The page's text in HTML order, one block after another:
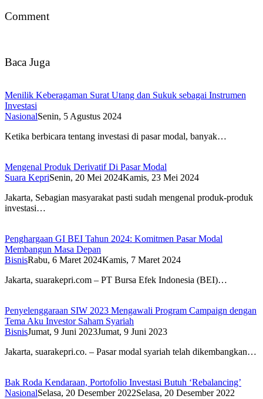
Comment
Baca Juga
Menilik Keberagaman Surat Utang dan Sukuk sebagai Instrumen
Investasi
NasionalSenin, 5 Agustus 2024
Ketika berbicara tentang investasi di pasar modal, banyak…
Mengenal Produk Derivatif Di Pasar Modal
Suara KepriSenin, 20 Mei 2024Kamis, 23 Mei 2024
Jakarta, Sebagian masyarakat pasti sudah mengenal produk-produk
investasi…
Penghargaan GI BEI Tahun 2024: Komitmen Pasar Modal
Membangun Masa Depan
BisnisRabu, 6 Maret 2024Kamis, 7 Maret 2024
Jakarta, suarakepri.com – PT Bursa Efek Indonesia (BEI)…
Penyelenggaraan SIW 2023 Mengawali Program Campaign dengan
Tema Aku Investor Saham Syariah
BisnisJumat, 9 Juni 2023Jumat, 9 Juni 2023
Jakarta, suarakepri.co. – Pasar modal syariah telah dikembangkan…
Bak Roda Kendaraan, Portofolio Investasi Butuh ‘Rebalancing’
NasionalSelasa, 20 Desember 2022Selasa, 20 Desember 2022